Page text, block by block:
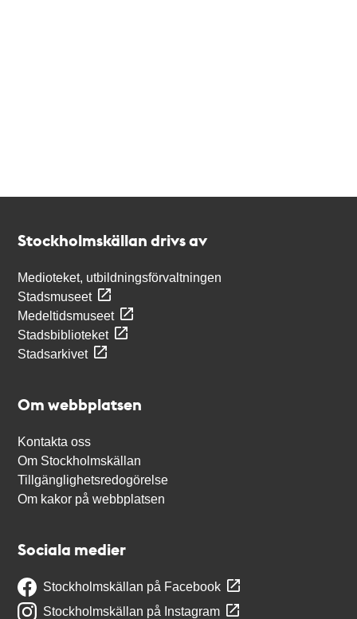
Stockholmskällan drivs av
Medioteket, utbildningsförvaltningen
Stadsmuseet
Medeltidsmuseet
Stadsbiblioteket
Stadsarkivet
Om webbplatsen
Kontakta oss
Om Stockholmskällan
Tillgänglighetsredogörelse
Om kakor på webbplatsen
Sociala medier
Stockholmskällan på Facebook
Stockholmskällan på Instagram